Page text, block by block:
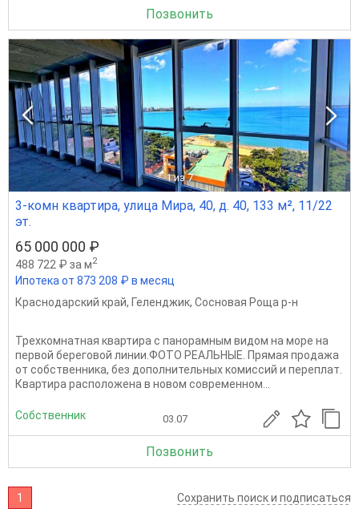
Позвонить
1 из 7
3-комн квартира, улица Мира, 40, д. 40, 133 м², 11/22
эт.
65 000 000 ₽
488 722 ₽ за м2
Ипотека от 873 208 ₽ в месяц
Краснодарский край, Геленджик, Сосновая Роща р-н
Трехкомнатная квартира с панорамным видом на море на
первой береговой линии.ФОТО РЕАЛЬНЫЕ. Прямая продажа
от собственника, без дополнительных комиссий и переплат.
Квартира расположена в новом современном...
Собственник 03.07
Позвонить
1 Сохранить поиск и подписаться